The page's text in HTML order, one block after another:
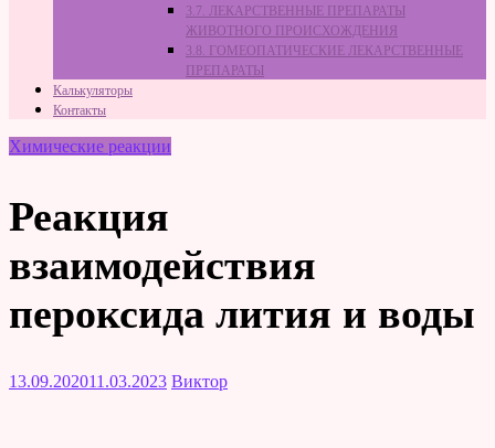
3.7. ЛЕКАРСТВЕННЫЕ ПРЕПАРАТЫ
ЖИВОТНОГО ПРОИСХОЖДЕНИЯ
3.8. ГОМЕОПАТИЧЕСКИЕ ЛЕКАРСТВЕННЫЕ
ПРЕПАРАТЫ
Калькуляторы
Контакты
Химические реакции
Реакция
взаимодействия
пероксида лития и воды
13.09.202011.03.2023 Виктор